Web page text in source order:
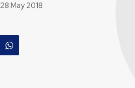
28 May 2018